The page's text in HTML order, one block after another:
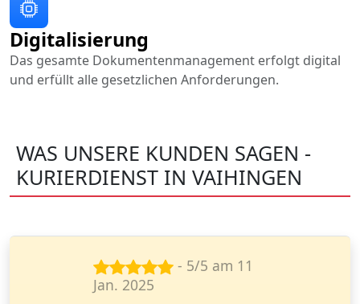
Digitalisierung
Das gesamte Dokumentenmanagement erfolgt digital
und erfüllt alle gesetzlichen Anforderungen.
WAS UNSERE KUNDEN SAGEN -
KURIERDIENST IN VAIHINGEN
- 4/5 am 15
Dez. 2024